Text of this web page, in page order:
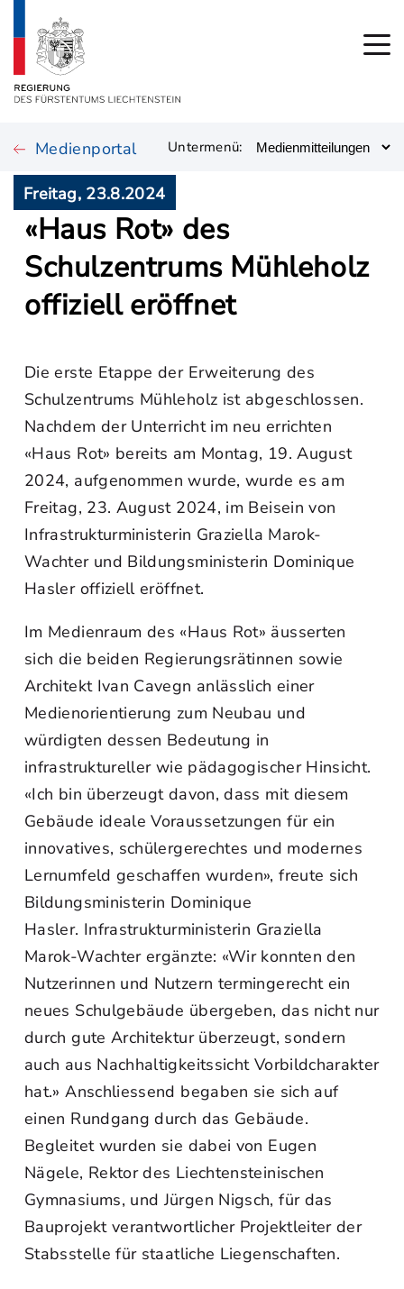
Medienportal Untermenü:
Freitag, 23.8.2024
«Haus Rot» des
Schulzentrums Mühleholz
offiziell eröffnet
Die erste Etappe der Erweiterung des
Schulzentrums Mühleholz ist abgeschlossen.
Nachdem der Unterricht im neu errichten
«Haus Rot» bereits am Montag, 19. August
2024, aufgenommen wurde, wurde es am
Freitag, 23. August 2024, im Beisein von
Infrastrukturministerin Graziella Marok-
Wachter und Bildungsministerin Dominique
Hasler offiziell eröffnet.
Im Medienraum des «Haus Rot» äusserten
sich die beiden Regierungsrätinnen sowie
Architekt Ivan Cavegn anlässlich einer
Medienorientierung zum Neubau und
würdigten dessen Bedeutung in
infrastruktureller wie pädagogischer Hinsicht.
«Ich bin überzeugt davon, dass mit diesem
Gebäude ideale Voraussetzungen für ein
innovatives, schülergerechtes und modernes
Lernumfeld geschaffen wurden», freute sich
Bildungsministerin Dominique
Hasler. Infrastrukturministerin Graziella
Marok-Wachter ergänzte: «Wir konnten den
Nutzerinnen und Nutzern termingerecht ein
neues Schulgebäude übergeben, das nicht nur
durch gute Architektur überzeugt, sondern
auch aus Nachhaltigkeitssicht Vorbildcharakter
hat.» Anschliessend begaben sie sich auf
einen Rundgang durch das Gebäude.
Begleitet wurden sie dabei von Eugen
Nägele, Rektor des Liechtensteinischen
Gymnasiums, und Jürgen Nigsch, für das
Bauprojekt verantwortlicher Projektleiter der
Stabsstelle für staatliche Liegenschaften.